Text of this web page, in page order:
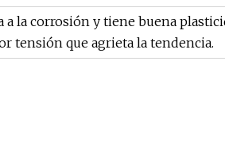
la corrosión y tiene buena
tensión que agrieta la tendencia.